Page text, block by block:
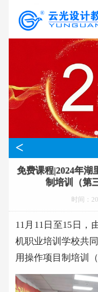
<
免费课程|2024年湖
制培训（第
时间：
11月11日至15日，
机职业培训学校共
用操作项目制培训